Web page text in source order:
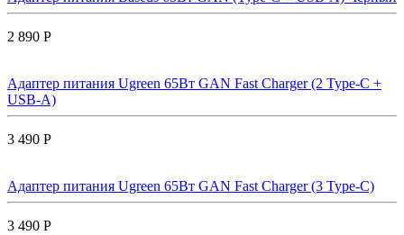
2 890 Р
Адаптер питания Ugreen 65Вт GAN Fast Charger (2 Type-C +
USB-A)
3 490 Р
Адаптер питания Ugreen 65Вт GAN Fast Charger (3 Type-C)
3 490 Р